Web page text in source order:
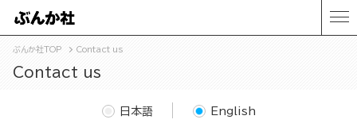
ぶんか社TOP Contact us
Contact us
日本語 English